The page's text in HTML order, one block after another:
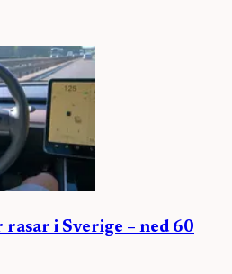
i Sverige – ned 60